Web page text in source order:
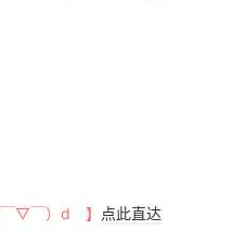
￣▽￣）d 】 点此直达